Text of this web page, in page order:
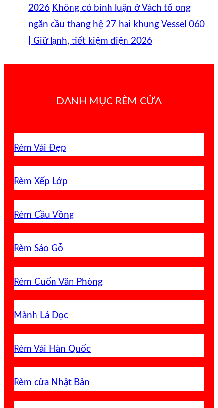
2026 Không có bình luận ở Vách tổ ong
ngăn cầu thang hệ 27 hai khung Vessel 060
| Giữ lạnh, tiết kiệm điện 2026
DANH MỤC RÈM CỬA
Rèm Vải Đẹp
Rèm Xếp Lớp
Rèm Cầu Vồng
Rèm Sáo Gỗ
Rèm Cuốn Văn Phòng
Mành Lá Dọc
Rèm Vải Hàn Quốc
Rèm cửa Nhật Bản